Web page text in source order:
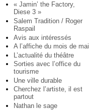
« Jamin’ the Factory,
Diese 3 »
Salem Tradition / Roger
Raspail
Avis aux intéressés
A l’affiche du mois de mai
L’actualité du théâtre
Sorties avec l’office du
tourisme
Une ville durable
Cherchez l’artiste, il est
partout
Nathan le sage